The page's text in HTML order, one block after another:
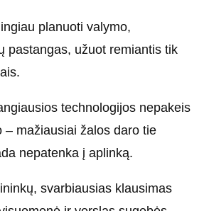
planuoti valymo,
pastangas, užuot remiantis tik
technologijos nepakeis
– mažiausiai žalos daro tie
nepatenka į aplinką.
svarbiausias klausimas